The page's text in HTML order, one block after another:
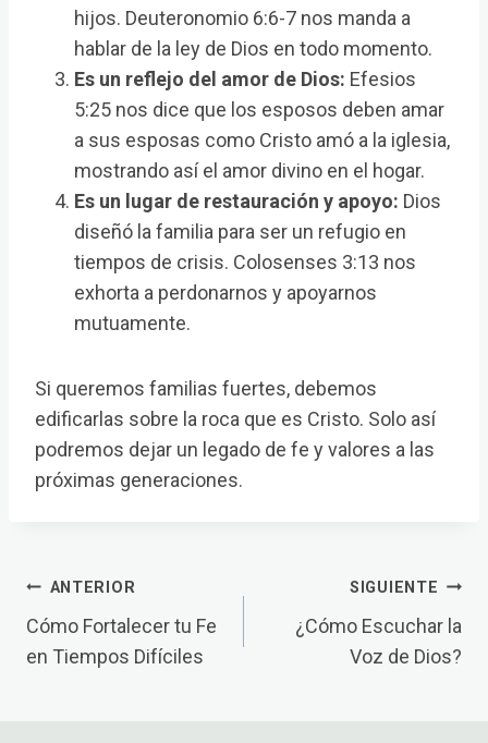
hijos. Deuteronomio 6:6-7 nos manda a
hablar de la ley de Dios en todo momento.
Es un reflejo del amor de Dios: Efesios
5:25 nos dice que los esposos deben amar
a sus esposas como Cristo amó a la iglesia,
mostrando así el amor divino en el hogar.
Es un lugar de restauración y apoyo: Dios
diseñó la familia para ser un refugio en
tiempos de crisis. Colosenses 3:13 nos
exhorta a perdonarnos y apoyarnos
mutuamente.
Si queremos familias fuertes, debemos
edificarlas sobre la roca que es Cristo. Solo así
podremos dejar un legado de fe y valores a las
próximas generaciones.
Navegación
de
entradas
ANTERIOR
Cómo Fortalecer tu Fe
en Tiempos Difíciles
SIGUIENTE
¿Cómo Escuchar la
Voz de Dios?